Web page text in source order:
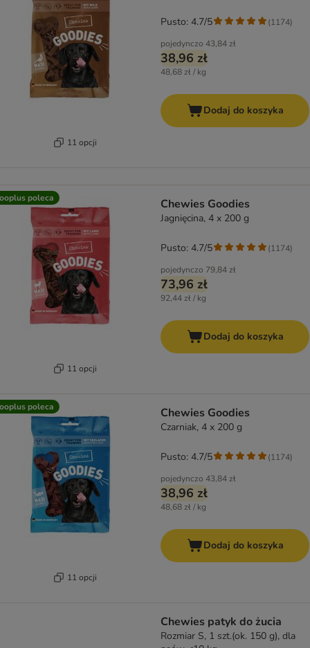
11 opcji
pojedynczo 43,84 zł
38,96 zł
48,68 zł / kg
Pusto: 4.7/5 (1174)
Dodaj do koszyka
poleca
11 opcji
Chewies Goodies
Jagnięcina, 4 x 200 g
pojedynczo 79,84 zł
73,96 zł
92,44 zł / kg
Pusto: 4.7/5 (1174)
Dodaj do koszyka
poleca
11 opcji
Chewies Goodies
Czarniak, 4 x 200 g
pojedynczo 43,84 zł
38,96 zł
48,68 zł / kg
Pusto: 4.7/5 (1174)
Dodaj do koszyka
Chewies patyk do żucia
Rozmiar S, 1 szt.(ok. 150 g), dla